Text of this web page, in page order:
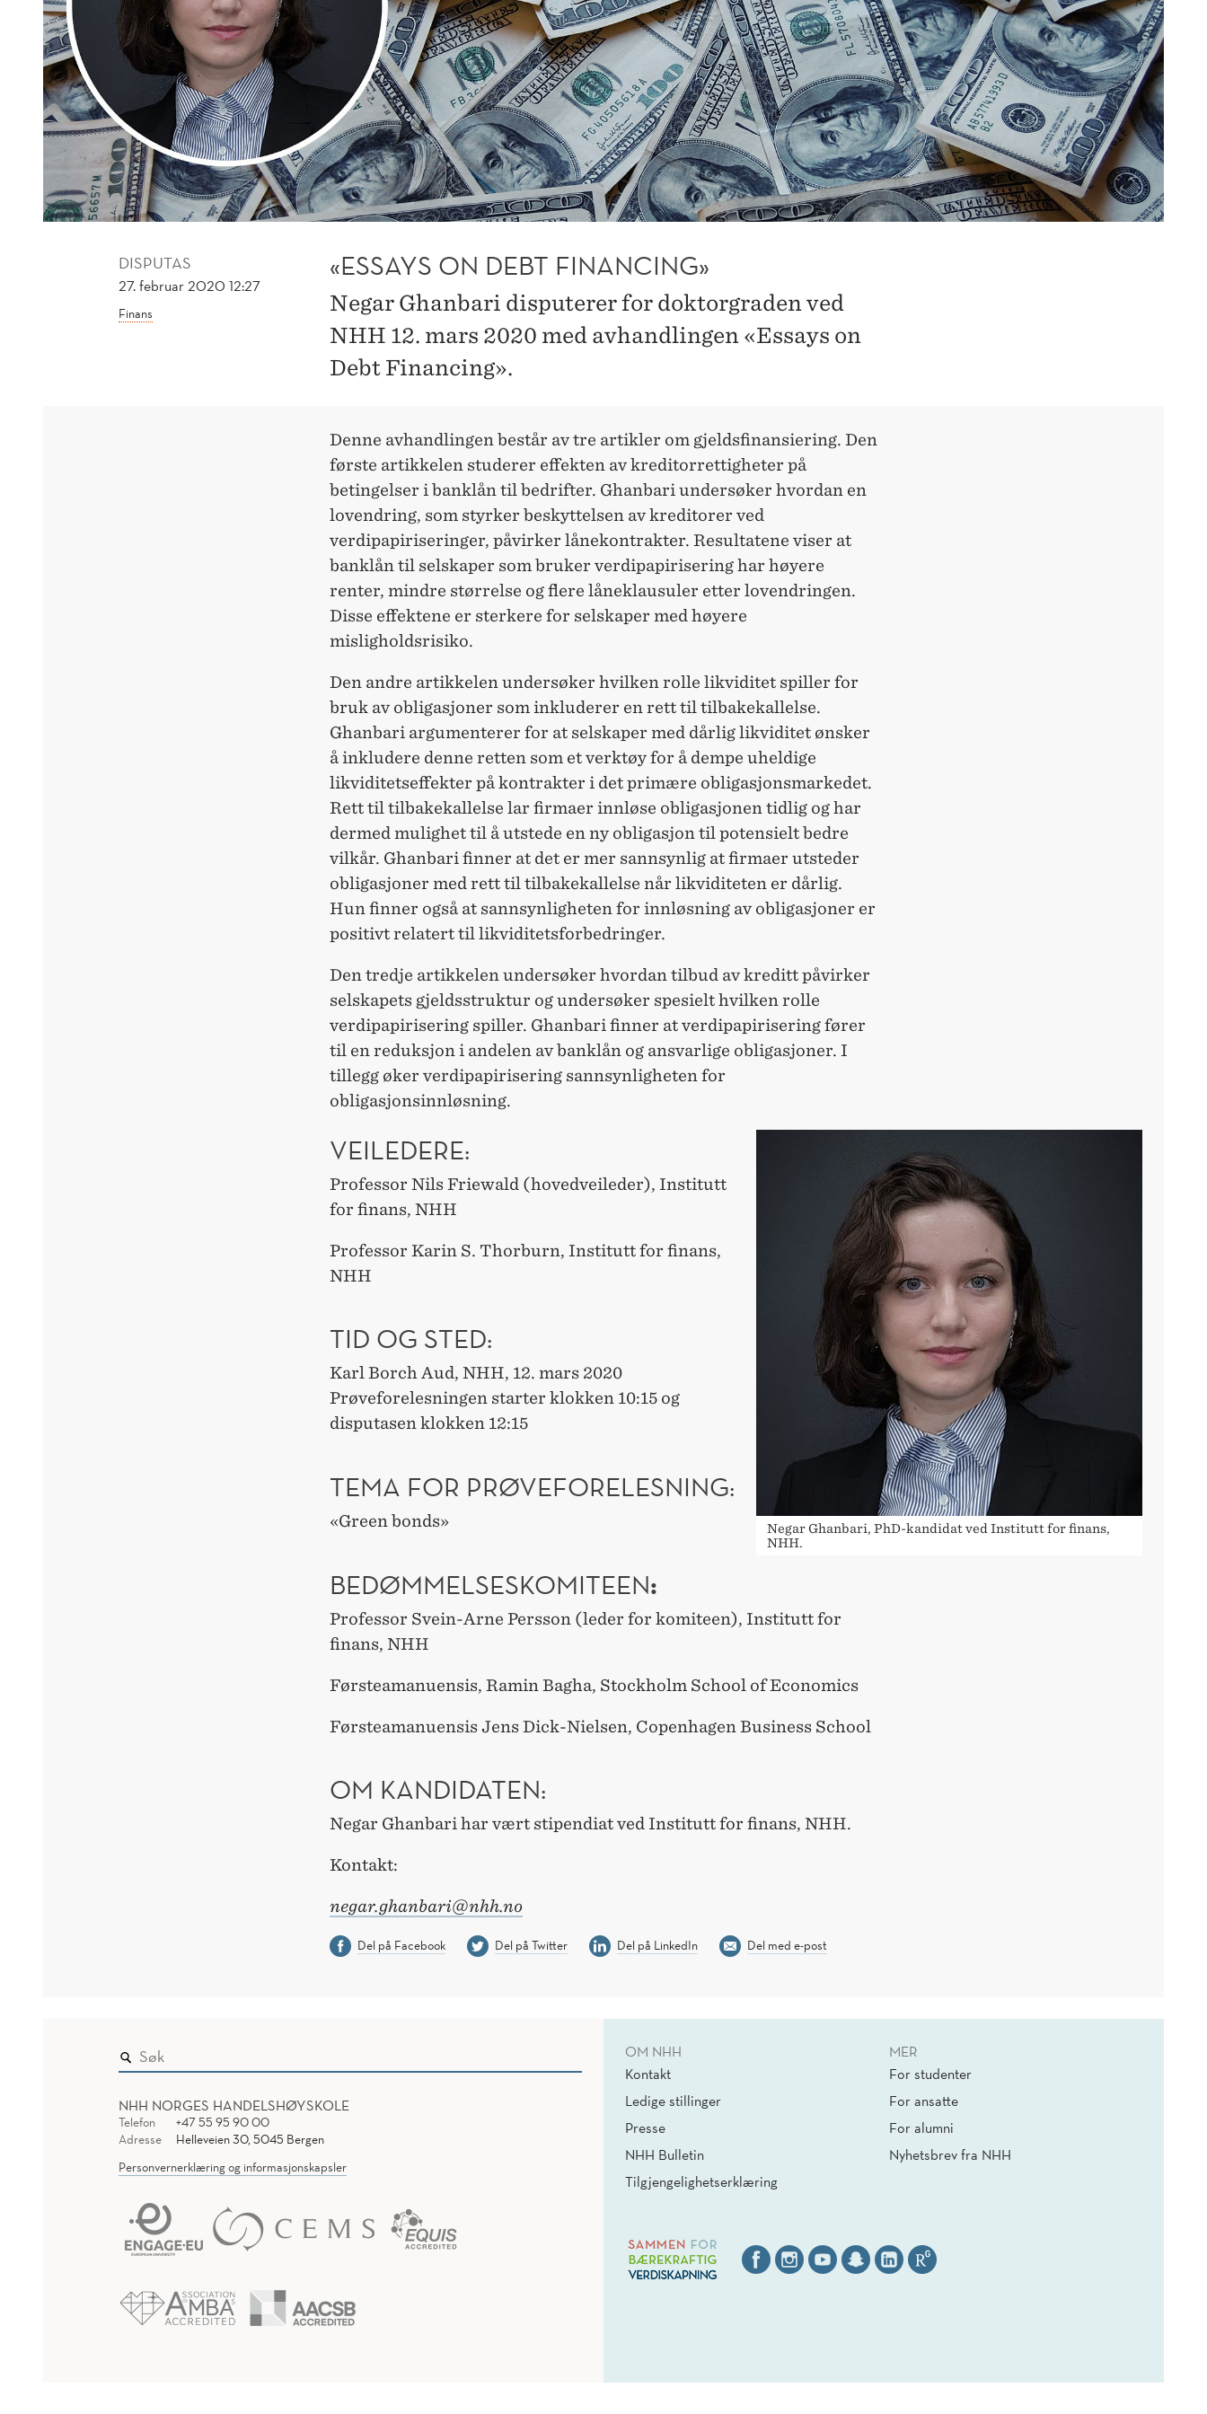
DISPUTAS
27. februar 2020 12:27
Finans
«ESSAYS ON DEBT FINANCING»
Negar Ghanbari disputerer for doktorgraden ved
NHH 12. mars 2020 med avhandlingen «Essays on
Debt Financing».
Denne avhandlingen består av tre artikler om gjeldsfinansiering. Den
første artikkelen studerer effekten av kreditorrettigheter på
betingelser i banklån til bedrifter. Ghanbari undersøker hvordan en
lovendring, som styrker beskyttelsen av kreditorer ved
verdipapiriseringer, påvirker lånekontrakter. Resultatene viser at
banklån til selskaper som bruker verdipapirisering har høyere
renter, mindre størrelse og flere låneklausuler etter lovendringen.
Disse effektene er sterkere for selskaper med høyere
misligholdsrisiko.
Den andre artikkelen undersøker hvilken rolle likviditet spiller for
bruk av obligasjoner som inkluderer en rett til tilbakekallelse.
Ghanbari argumenterer for at selskaper med dårlig likviditet ønsker
å inkludere denne retten som et verktøy for å dempe uheldige
likviditetseffekter på kontrakter i det primære obligasjonsmarkedet.
Rett til tilbakekallelse lar firmaer innløse obligasjonen tidlig og har
dermed mulighet til å utstede en ny obligasjon til potensielt bedre
vilkår. Ghanbari finner at det er mer sannsynlig at firmaer utsteder
obligasjoner med rett til tilbakekallelse når likviditeten er dårlig.
Hun finner også at sannsynligheten for innløsning av obligasjoner er
positivt relatert til likviditetsforbedringer.
Den tredje artikkelen undersøker hvordan tilbud av kreditt påvirker
selskapets gjeldsstruktur og undersøker spesielt hvilken rolle
verdipapirisering spiller. Ghanbari finner at verdipapirisering fører
til en reduksjon i andelen av banklån og ansvarlige obligasjoner. I
tillegg øker verdipapirisering sannsynligheten for
obligasjonsinnløsning.
Negar Ghanbari, PhD-kandidat ved Institutt for finans,
NHH.
VEILEDERE:
Professor Nils Friewald (hovedveileder), Institutt
for finans, NHH
Professor Karin S. Thorburn, Institutt for finans,
NHH
TID OG STED:
Karl Borch Aud, NHH, 12. mars 2020
Prøveforelesningen starter klokken 10:15 og
disputasen klokken 12:15
TEMA FOR PRØVEFORELESNING:
«Green bonds»
BEDØMMELSESKOMITEEN:
Professor Svein-Arne Persson (leder for komiteen), Institutt for
finans, NHH
Førsteamanuensis, Ramin Bagha, Stockholm School of Economics
Førsteamanuensis Jens Dick-Nielsen, Copenhagen Business School
OM KANDIDATEN:
Negar Ghanbari har vært stipendiat ved Institutt for finans, NHH.
Kontakt:
negar.ghanbari@nhh.no
Del på Facebook Del på Twitter Del på LinkedIn Del med e-post
NHH NORGES HANDELSHØYSKOLE
Telefon
+47 55 95 90 00
Adresse
Helleveien 30, 5045 Bergen
Personvernerklæring og informasjonskapsler
OM NHH
Kontakt
Ledige stillinger
Presse
NHH Bulletin
Tilgjengelighetserklæring
MER
For studenter
For ansatte
For alumni
Nyhetsbrev fra NHH